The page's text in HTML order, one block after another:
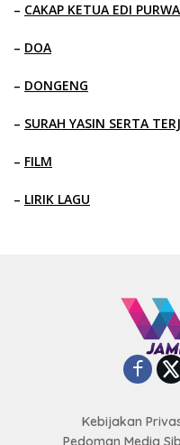
– CAKAP KETUA EDI
– DOA
– DONGENG
– SURAH YASIN SERTA
– FILM
– LIRIK LAGU
Kebijakan
Pedoman Media